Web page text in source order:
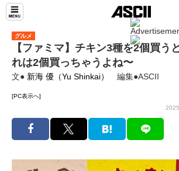
グルメ
【ファミマ】チキン3種を2個買う
れは2個買っちゃうよね〜
文● 新海 優（Yu Shinkai） 編集●ASCII
[PC表示へ]